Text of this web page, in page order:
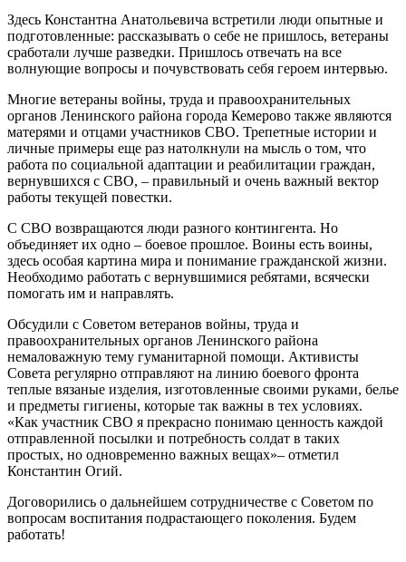
Здесь Константна Анатольевича встретили люди опытные и
подготовленные: рассказывать о себе не пришлось, ветераны
сработали лучше разведки. Пришлось отвечать на все
волнующие вопросы и почувствовать себя героем интервью.
Многие ветераны войны, труда и правоохранительных
органов Ленинского района города Кемерово также являются
матерями и отцами участников СВО. Трепетные истории и
личные примеры еще раз натолкнули на мысль о том, что
работа по социальной адаптации и реабилитации граждан,
вернувшихся с СВО, – правильный и очень важный вектор
работы текущей повестки.
С СВО возвращаются люди разного контингента. Но
объединяет их одно – боевое прошлое. Воины есть воины,
здесь особая картина мира и понимание гражданской жизни.
Необходимо работать с вернувшимися ребятами, всячески
помогать им и направлять.
Обсудили с Советом ветеранов войны, труда и
правоохранительных органов Ленинского района
немаловажную тему гуманитарной помощи. Активисты
Совета регулярно отправляют на линию боевого фронта
теплые вязаные изделия, изготовленные своими руками, белье
и предметы гигиены, которые так важны в тех условиях.
«Как участник СВО я прекрасно понимаю ценность каждой
отправленной посылки и потребность солдат в таких
простых, но одновременно важных вещах»– отметил
Константин Огий.
Договорились о дальнейшем сотрудничестве с Советом по
вопросам воспитания подрастающего поколения. Будем
работать!